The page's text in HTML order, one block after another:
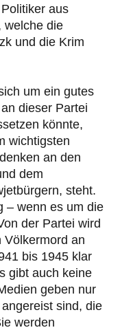
aus
welche die
und die Krim
um ein gutes
dieser Partei
könnte,
wichtigsten
an den
dem
steht.
– wenn es um die
der Partei wird
Völkermord an
bis 1945 klar
gibt auch keine
geben nur
sind, die
werden